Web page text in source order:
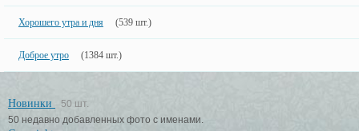
Хорошего утра и дня (539 шт.)
Доброе утро (1384 шт.)
Новинки
50 шт.
50 недавно добавленных фото с именами.